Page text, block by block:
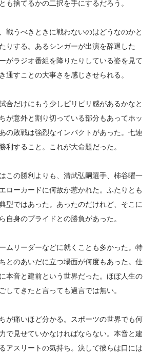
も捨てるかの二択を手にするだろう。
戦うべきときに戦わないのはどうなのかと
りする。あるシンガーが出演を辞退した
がラジオ番組を降りたりしている姿を見て
通すことの大事さを感じさせられる。
合だけにもう少しピリピリ感があるかなと
が意外と割り切っている部分もあってホッ
の敗戦は強烈なインパクトがあった。七連
利すること。これが大命題だった。
この勝利よりも、清武弘嗣選手、柿谷曜一
ローカードに何故か惹かれた。ふたりとも
型ではあった。あったのだけれど、そこに
自身のプライドとの勝負があった。
ムリーダーなどに就くことも多かった。特
とのあいだに立つ場面が何度もあった。仕
本音と建前という世界だった。ほぼ人生の
してきたと言っても過言では無い。
が痛いほど分かる。スポーツの世界でも何
で見せていかなければならない。本音と建
アスリートの気持ち。決して彼らは口には